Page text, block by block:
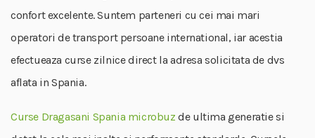
confort excelente. Suntem parteneri cu cei mai mari
operatori de transport persoane international, iar acestia
efectueaza curse zilnice direct la adresa solicitata de dvs
aflata in Spania.
Curse Dragasani Spania microbuz de ultima generatie si